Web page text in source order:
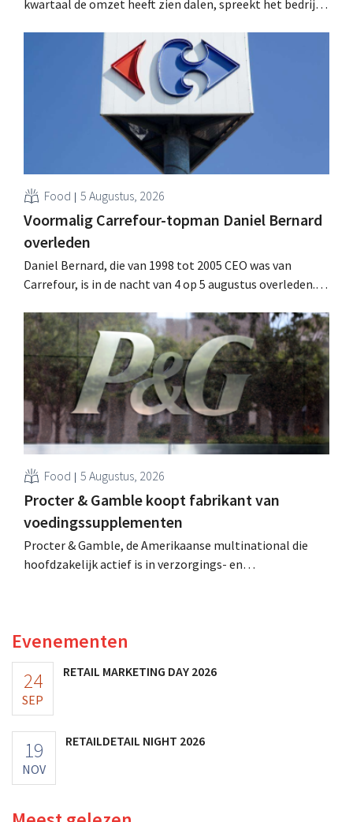
kwartaal de omzet heeft zien dalen, spreekt het bedrijf
multinational verhoogt de investeringen en de
vooruitzichten.
Food 5 Augustus, 2026
Voormalig Carrefour-topman Daniel Bernard
overleden
Daniel Bernard, die van 1998 tot 2005 CEO was van
Carrefour, is in de nacht van 4 op 5 augustus overleden.
retailer, realiseerde de fusie met Promodès en nam
toenmalig Belgisch marktleider GB over.
Food 5 Augustus, 2026
Procter & Gamble koopt fabrikant van
voedingssupplementen
Procter & Gamble, de Amerikaanse multinational die
hoofdzakelijk actief is in verzorgings- en
Evenementen
24
SEP
RETAIL MARKETING DAY 2026
19
NOV
RETAILDETAIL NIGHT 2026